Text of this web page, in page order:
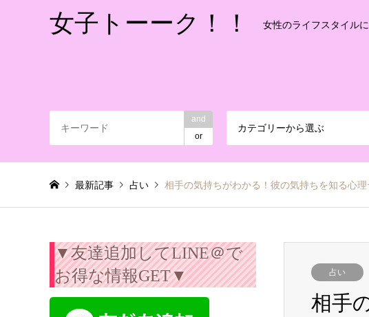
女子トーーク！！ 女性のライフスタイル
and
or
カテゴリーから選ぶ
最新記事 占い 相手の気持ちがわかる！彼の気持ちを知る心
占い
相手
▼友達追加してLINE＠で
お得な情報GET▼